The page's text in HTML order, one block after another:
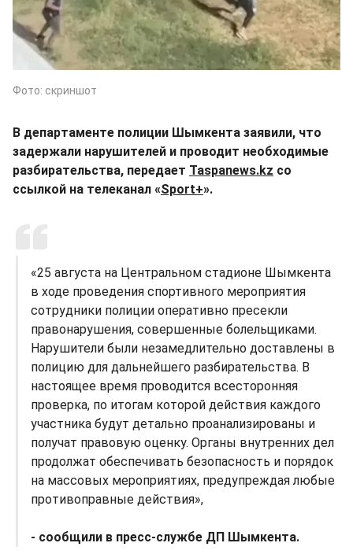
Фото: скриншот
В департаменте полиции Шымкента заявили, что
задержали нарушителей и проводит необходимые
разбирательства, передает Taspanews.kz со
ссылкой на телеканал «Sport+».
«25 августа на Центральном стадионе Шымкента
в ходе проведения спортивного мероприятия
сотрудники полиции оперативно пресекли
правонарушения, совершенные болельщиками.
Нарушители были незамедлительно доставлены в
полицию для дальнейшего разбирательства. В
настоящее время проводится всесторонняя
проверка, по итогам которой действия каждого
участника будут детально проанализированы и
получат правовую оценку. Органы внутренних дел
продолжат обеспечивать безопасность и порядок
на массовых мероприятиях, предупреждая любые
противоправные действия»,
- сообщили в пресс-службе ДП Шымкента.